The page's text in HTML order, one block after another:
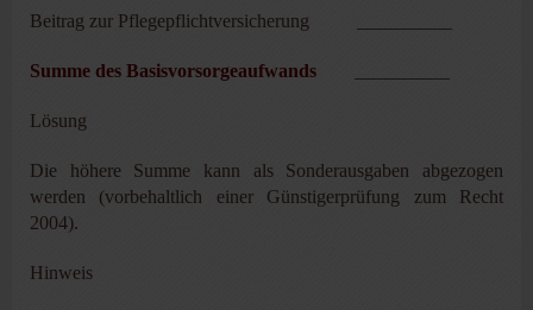
Beitrag zur Pflegepflichtversicherung __________
Summe des Basisvorsorgeaufwands
Lösung
Die höhere Summe kann als Sonderausgaben abgezogen
werden (vorbehaltlich einer Günstigerprüfung zum Recht
2004).
Hinweis